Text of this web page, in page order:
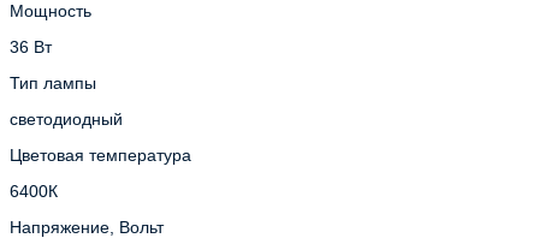
Мощность
36 Вт
Тип лампы
светодиодный
Цветовая температура
6400К
Напряжение, Вольт